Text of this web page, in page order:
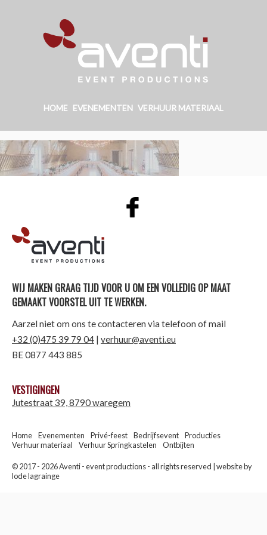
HOME EVENEMENTEN VERHUUR MATERIAAL
AVENTI | EVENT PRODUCTIONS
WIJ MAKEN GRAAG TIJD VOOR U OM EEN VOLLEDIG OP MAAT
GEMAAKT VOORSTEL UIT TE WERKEN.
Aarzel niet om ons te contacteren via telefoon of mail
+32 (0)475 39 79 04 | verhuur@aventi.eu
BE 0877 443 885
VESTIGINGEN
Jutestraat 39, 8790 waregem
Home Evenementen Privé-feest Bedrijfsevent
Producties
Verhuur materiaal
Verhuur Springkastelen Ontbijten
© 2017 - 2026 Aventi - event productions - all rights reserved | website by
lode lagrainge